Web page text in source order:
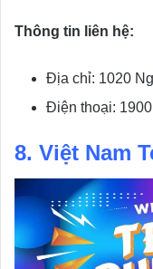
Thông tin liên hệ:
Địa chỉ: 1020
Điện thoại:
8. Việt Nam